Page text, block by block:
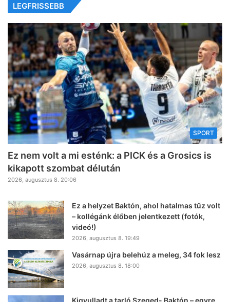
LEGFRISSEBB
SPORT
Ez nem volt a mi esténk: a PICK és a Grosics is
kikapott szombat délután
2026, augusztus 8. 20:06
Ez a helyzet Baktón, ahol hatalmas tűz volt
– kollégánk élőben jelentkezett (fotók,
videó!)
2026, augusztus 8. 19:49
Vasárnap újra belehúz a meleg, 34 fok lesz
2026, augusztus 8. 18:00
Kigyulladt a tarló Szeged- Baktón – egyre